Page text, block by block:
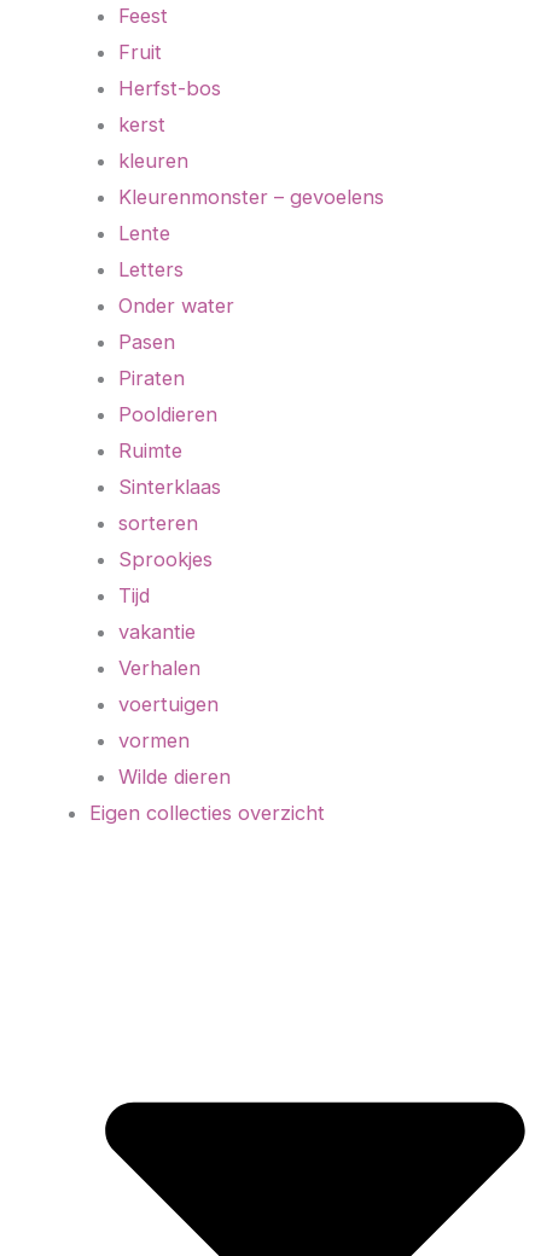
Feest
Fruit
Herfst-bos
kerst
kleuren
Kleurenmonster – gevoelens
Lente
Letters
Onder water
Pasen
Piraten
Pooldieren
Ruimte
Sinterklaas
sorteren
Sprookjes
Tijd
vakantie
Verhalen
voertuigen
vormen
Wilde dieren
Eigen collecties overzicht